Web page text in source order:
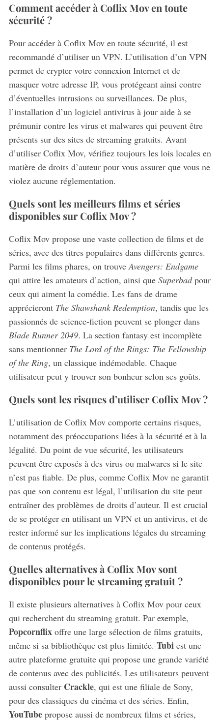
Comment accéder à Coflix Mov en toute
sécurité ?
Pour accéder à Coflix Mov en toute sécurité, il est
recommandé d’utiliser un VPN. L’utilisation d’un VPN
permet de crypter votre connexion Internet et de
masquer votre adresse IP, vous protégeant ainsi contre
d’éventuelles intrusions ou surveillances. De plus,
l’installation d’un logiciel antivirus à jour aide à se
prémunir contre les virus et malwares qui peuvent être
présents sur des sites de streaming gratuits. Avant
d’utiliser Coflix Mov, vérifiez toujours les lois locales en
matière de droits d’auteur pour vous assurer que vous ne
violez aucune réglementation.
Quels sont les meilleurs films et séries
disponibles sur Coflix Mov ?
Coflix Mov propose une vaste collection de films et de
séries, avec des titres populaires dans différents genres.
Parmi les films phares, on trouve Avengers: Endgame
qui attire les amateurs d’action, ainsi que Superbadpour
ceux qui aiment la comédie. Les fans de drame
apprécieront The Shawshank Redemption, tandis que les
passionnés de science-fiction peuvent se plonger dans
Blade Runner 2049. La section fantasy est incomplète
sans mentionner The Lord of the Rings: The Fellowship
of the Ring, un classique indémodable. Chaque
utilisateur peut y trouver son bonheur selon ses goûts.
Quels sont les risques d’utiliser Coflix Mov ?
L’utilisation de Coflix Mov comporte certains risques,
notamment des préoccupations liées à la sécurité et à la
légalité. Du point de vue sécurité, les utilisateurs
peuvent être exposés à des virus ou malwares si le site
n’est pas fiable. De plus, comme Coflix Mov ne garantit
pas que son contenu est légal, l’utilisation du site peut
entraîner des problèmes de droits d’auteur. Il est crucial
de se protéger en utilisant un VPN et un antivirus, et de
rester informé sur les implications légales du streaming
de contenus protégés.
Quelles alternatives à Coflix Mov sont
disponibles pour le streaming gratuit ?
Il existe plusieurs alternatives à Coflix Mov pour ceux
qui recherchent du streaming gratuit. Par exemple,
Popcornflixoffre une large sélection de films gratuits,
même si sa bibliothèque est plus limitée. Tubi est une
autre plateforme gratuite qui propose une grande variété
de contenus avec des publicités. Les utilisateurs peuvent
aussi consulter Crackle, qui est une filiale de Sony,
pour des classiques du cinéma et des séries. Enfin,
YouTubepropose aussi de nombreux films et séries,
o
r